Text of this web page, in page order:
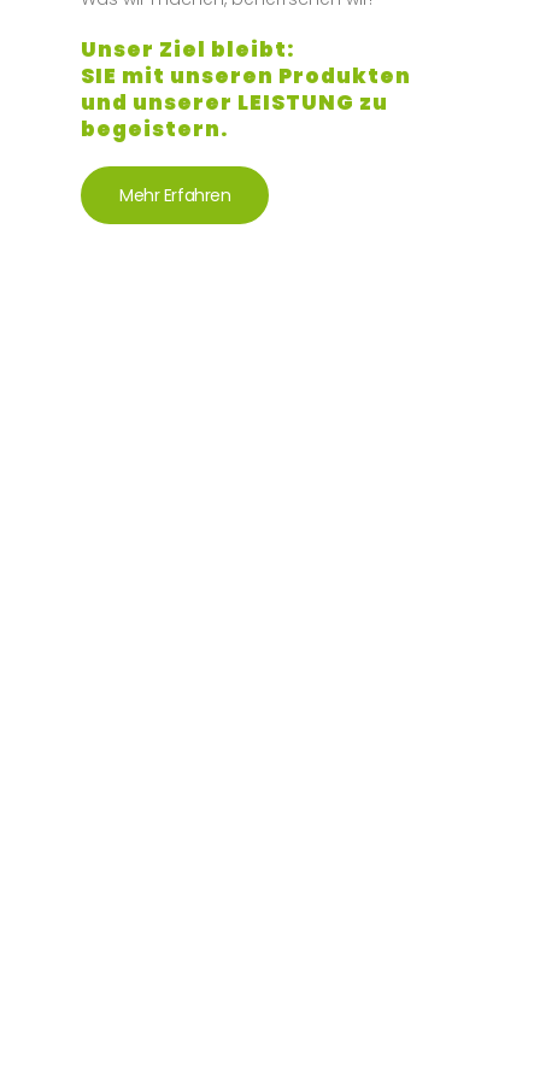
Unser Ziel bleibt:
SIE mit unseren Produkten
und unserer LEISTUNG zu
begeistern.
Mehr Erfahren